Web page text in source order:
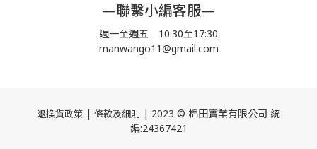
—聯繫小編客服—
週一至週五 10:30至17:30
manwango11@gmail.com
退換貨政策 | 條款及細則 | 2023 © 棉田實業有限公司 統
編:24367421